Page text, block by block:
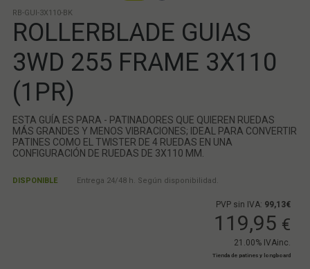
RB-GUI-3X110-BK
ROLLERBLADE GUIAS
3WD 255 FRAME 3X110
(1PR)
ESTA GUÍA ES PARA - PATINADORES QUE QUIEREN RUEDAS
MÁS GRANDES Y MENOS VIBRACIONES; IDEAL PARA CONVERTIR
PATINES COMO EL TWISTER DE 4 RUEDAS EN UNA
CONFIGURACIÓN DE RUEDAS DE 3X110 MM.
DISPONIBLE Entrega 24/48 h. Según disponibilidad.
PVP sin IVA: 99,13€
119,95 €
21.00% IVAinc.
Tienda de patines y longboard